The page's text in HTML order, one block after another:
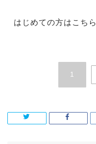
はじめての方はこちら
1